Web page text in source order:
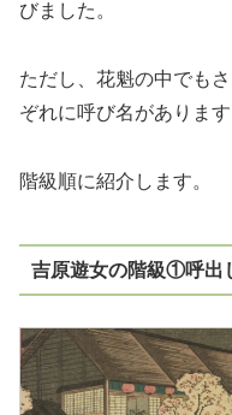
びました。
ただし、花魁の中でも
ぞれに呼び名があります
階級順に紹介します。
吉原遊女の階級①呼出